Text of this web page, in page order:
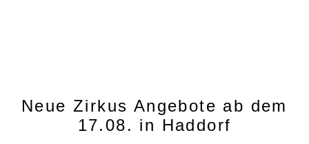
Neue Zirkus Angebote ab dem
17.08. in Haddorf